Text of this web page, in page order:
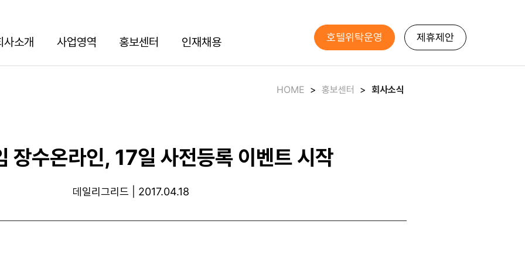
사소개 사업영역 홍보센터 인재채용 호텔위탁운영 제휴제안
HOME > 홍보센터 > 회사소식
장수온라인, 17일 사전등록 이벤트 시작
데일리그리드 | 2017.04.18